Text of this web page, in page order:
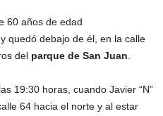
60 años de edad
quedó debajo de él, en la calle
del parque de San Juan
19:30 horas, cuando Javier “N”
64 hacia el norte y al estar